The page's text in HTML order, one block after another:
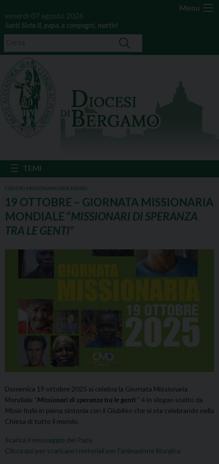
Menu
venerdì 07 agosto 2026
Santi Sisto II, papa, e compagni, martiri
CENTRO MISSIONARIO DIOCESANO
19 OTTOBRE – GIORNATA MISSIONARIA
MONDIALE “MISSIONARI DI SPERANZA
TRA LE GENTI”
Domenica 19 ottobre 2025 si celebra la Giornata Missionaria
Mondiale “Missionari di speranza tra le genti ” è lo slogan scelto da
Missio Italia in piena sintonia con il Giubileo che si sta celebrando nella
Chiesa di tutto il mondo.
Scarica il messaggio del Papa
Clicca qui per scaricare i materiali per l’animazione liturgica